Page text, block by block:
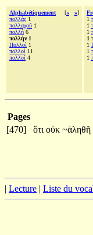
Alphabétiquement [« »]
πολλάς 1
πολλαχοῦ 1
πολλὴ 6
πολλὴν 1
Πολλοὶ 1
πολλοὶ 11
πολλοί 4
1
1
1
1
1
1
1
Pages
[470]
ὅτι οὐκ ~ἀληθῆ
| Lecture | Liste du